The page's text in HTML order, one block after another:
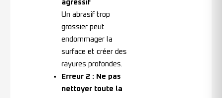
agressif
Un abrasif trop
grossier peut
endommager la
surface et créer des
rayures profondes.
Erreur 2 : Ne pas
nettoyer toute la